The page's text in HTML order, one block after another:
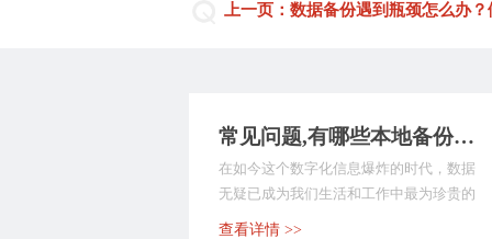
上一页：数据备份遇到瓶颈怎么办
常见问题,有哪些本地备份软件？分享9款实用简单的软件，覆盖多种群体！
在如今这个数字化信息爆炸的时代，数据
无疑已成为我们生活和工作中最为珍贵的
财富之一。无论是个...
查看详情 >>